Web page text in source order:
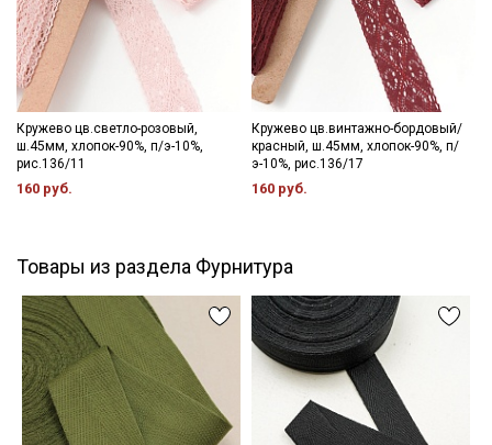
Кружево цв.светло-розовый,
ш.45мм, хлопок-90%, п/э-10%,
рис.136/11
160 руб.
Кружево цв.винтажно-бордовый/
красный, ш.45мм, хлопок-90%, п/
э-10%, рис.136/17
160 руб.
Товары из раздела Фурнитура